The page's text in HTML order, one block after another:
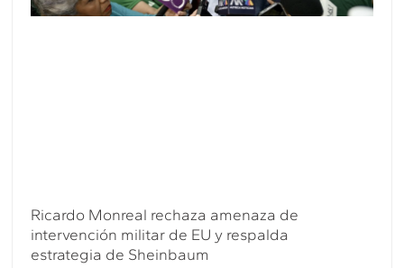
Ricardo Monreal rechaza amenaza de
intervención militar de EU y respalda
estrategia de Sheinbaum